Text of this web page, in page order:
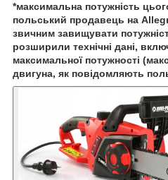
*максимальна потужність
польський продавець на
звичним завищувати
розширили технічні дані,
максимальної потужності
двигуна, як повідомляють